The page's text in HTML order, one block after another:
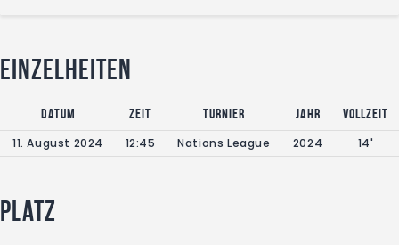
Einzelheiten
Datum Zeit Turnier Jahr
Vollzeit
11. August 2024
12:45 Nations League 2024 14'
Platz